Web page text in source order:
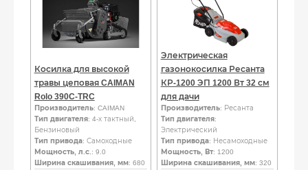
Косилка для высокой
травы цеповая CAIMAN
Rolo 390C-TRC
Производитель: CAIMAN
Тип двигателя: 4-х тактный,
Бензиновый
Тип привода: Самоходные
Мощность, л.с. : 9.0
Ширина скашивания, мм: 680
Электрическая
газонокосилка Ресанта
КР-1200 ЭП 1200 Вт 32 см
для дачи
Производитель: Ресанта
Тип двигателя:
Электрический
Тип привода: Несамоходные
Мощность, Вт: 1200
Ширина скашивания, мм: 320